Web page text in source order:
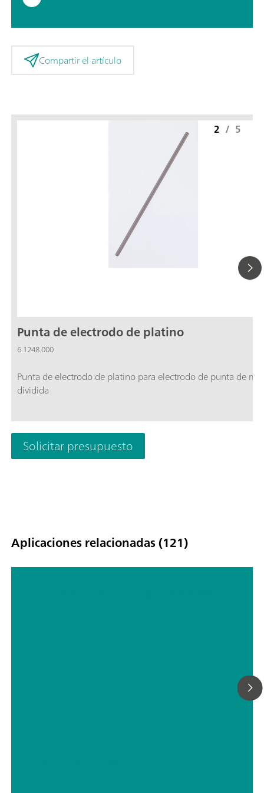
Compartir el artículo
Punta de electrodo de platino
6.1248.000
Punta de electrodo de platino para electrodo de punta de
dividida
2 / 5
Solicitar presupuesto
Aplicaciones relacionadas (121)